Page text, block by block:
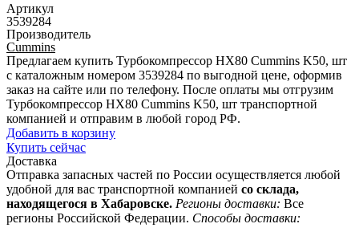
Артикул
3539284
Производитель
Cummins
Предлагаем купить Турбокомпрессор HX80 Cummins K50, шт
с каталожным номером 3539284 по выгодной цене, оформив
заказ на сайте или по телефону. После оплаты мы отгрузим
Турбокомпрессор HX80 Cummins K50, шт транспортной
компанией и отправим в любой город РФ.
Добавить в корзину
Купить сейчас
Доставка
Отправка запасных частей по России осуществляется любой
удобной для вас транспортной компанией со склада,
находящегося в Хабаровске. Регионы доставки: Все
регионы Российской Федерации. Способы доставки: